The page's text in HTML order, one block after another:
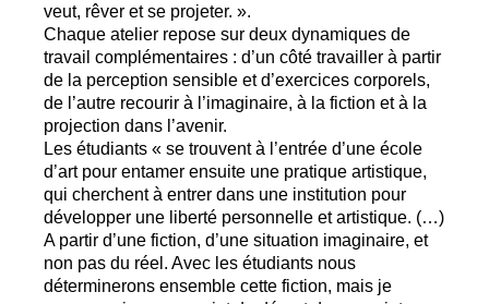
veut, rêver et se projeter. ».
Chaque atelier repose sur deux dynamiques de
travail complémentaires : d’un côté travailler à partir
de la perception sensible et d’exercices corporels,
de l’autre recourir à l’imaginaire, à la fiction et à la
projection dans l’avenir.
Les étudiants « se trouvent à l’entrée d’une école
d’art pour entamer ensuite une pratique artistique,
qui cherchent à entrer dans une institution pour
développer une liberté personnelle et artistique. (…)
A partir d’une fiction, d’une situation imaginaire, et
non pas du réel. Avec les étudiants nous
déterminerons ensemble cette fiction, mais je